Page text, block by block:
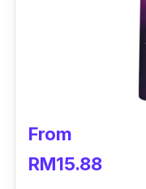
From
RM15.88